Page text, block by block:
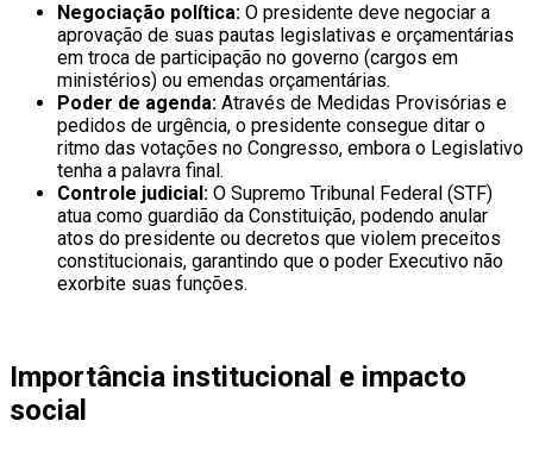
Negociação política: O presidente deve negociar a
aprovação de suas pautas legislativas e orçamentárias
em troca de participação no governo (cargos em
ministérios) ou emendas orçamentárias.
Poder de agenda: Através de Medidas Provisórias e
pedidos de urgência, o presidente consegue ditar o
ritmo das votações no Congresso, embora o Legislativo
tenha a palavra final.
Controle judicial: O Supremo Tribunal Federal (STF)
atua como guardião da Constituição, podendo anular
atos do presidente ou decretos que violem preceitos
constitucionais, garantindo que o poder Executivo não
exorbite suas funções.
Importância institucional e impacto
social